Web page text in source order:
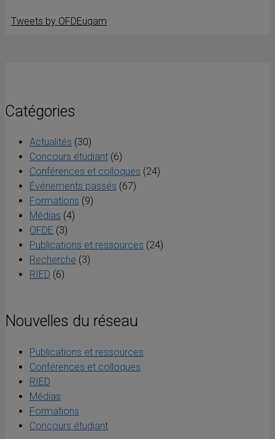
Tweets by OFDEuqam
Catégories
Actualités (30)
Concours étudiant (6)
Conférences et colloques (24)
Événements passés (67)
Formations (9)
Médias (4)
OFDE (3)
Publications et ressources (24)
Recherche (3)
RIED (6)
Nouvelles du réseau
Publications et ressources
Conférences et colloques
RIED
Médias
Formations
Concours étudiant